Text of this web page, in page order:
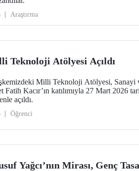
Araştırma
Teknoloji Atölyesi Açıldı
Milli Teknoloji Atölyesi, Sanayi
Fatih Kacır’ın katılımıyla 27 Mart 2026
açıldı.
Öğrenci
Yağcı’nın Mirası, Genç